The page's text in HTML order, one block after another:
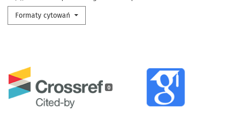
Formaty cytowań
0